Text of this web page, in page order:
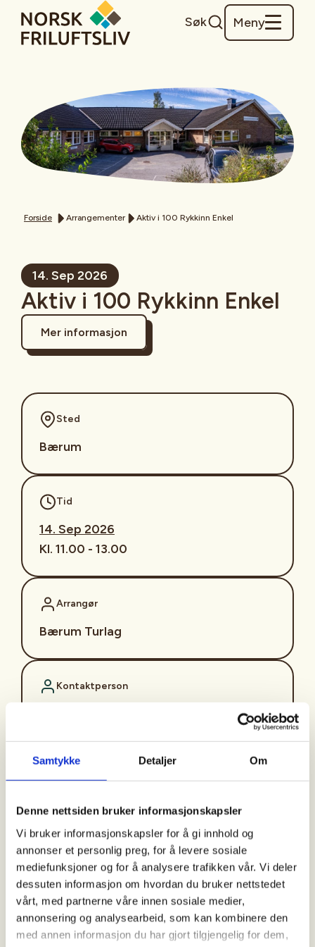
Samtykke Detaljer Om
Denne nettsiden bruker informasjonskapsler
Vi bruker informasjonskapsler for å gi innhold og
annonser et personlig preg, for å levere sosiale
mediefunksjoner og for å analysere trafikken vår. Vi deler
dessuten informasjon om hvordan du bruker nettstedet
vårt, med partnerne våre innen sosiale medier,
annonsering og analysearbeid, som kan kombinere den
med annen informasjon du har gjort tilgjengelig for dem,
Søk Meny
Forside Arrangementer Aktiv i 100 Rykkinn Enkel
14. Sep 2026
Aktiv i 100 Rykkinn Enkel
Mer informasjon
Sted
Bærum
Tid
14. Sep 2026
Kl. 11.00 - 13.00
Arrangør
Bærum Turlag
Kontaktperson
kaare.smeland@altiboxmail.no
Rykkinn!
Turene går hver mandag kl 11:00 fra Rykkinn
seniorsenter, Hugins vei 9, 1349 Rykkinn. (Unntatt
helligdager og skolens ferier).
Turgruppen på Rykkinn går kortere rundturer i
nærområdet og kategoriseres som «enkel». Siste
mandag i måneden går vi en litt lengre tur og bruker